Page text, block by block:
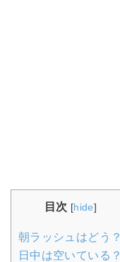
目次 [hide]
朝ラッシュはどう？
日中は空いている？